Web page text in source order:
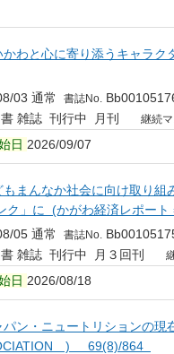
かわと心に寄り添うキャラ
03 通常
書誌No.
書 雑誌 刊行中 月刊
継続
日 2026/09/07
もまんなか社会に向け取り
ク」に (かがわ経済レポー
05 通常
書誌No.
書 雑誌 刊行中 月３回刊
日 2026/08/18
パン・ニュートリション
) 69(8)/864